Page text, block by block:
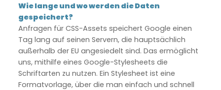
Wie lange und wo werden die Daten
gespeichert?
Anfragen für CSS-Assets speichert Google einen
Tag lang auf seinen Servern, die hauptsächlich
außerhalb der EU angesiedelt sind. Das ermöglicht
uns, mithilfe eines Google-Stylesheets die
Schriftarten zu nutzen. Ein Stylesheet ist eine
Formatvorlage, über die man einfach und schnell